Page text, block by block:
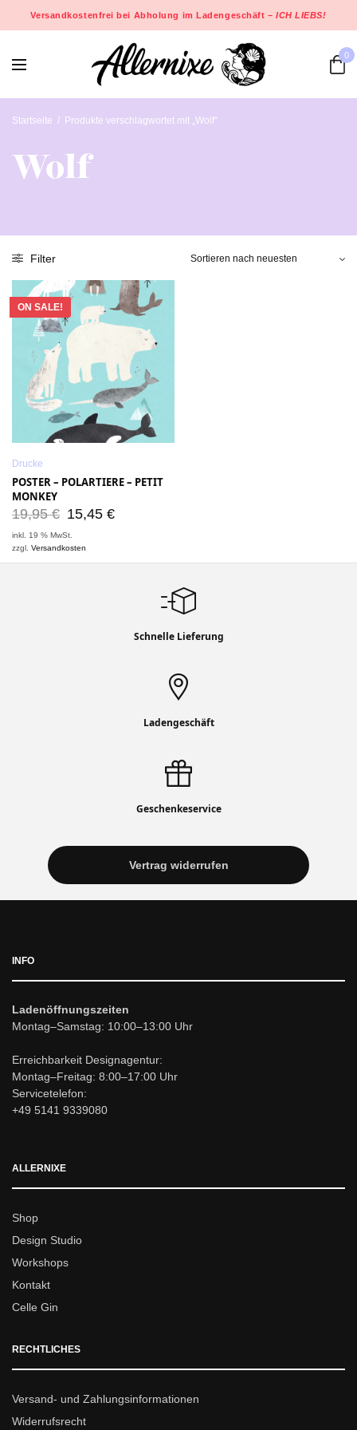
Versandkostenfrei bei Abholung im Ladengeschäft –ICH LIEBS!
0
Startseite / Produkte verschlagwortet mit „Wolf“
Wolf
Filter
ON SALE!
Drucke
POSTER – POLARTIERE – PETIT
MONKEY
19,95€ 15,45 €
inkl. 19 % MwSt.
zzgl.Versandkosten
Schnelle Lieferung
Ladengeschäft
Geschenkeservice
Vertrag widerrufen
INFO
Ladenöffnungszeiten
Montag–Samstag: 10:00–13:00 Uhr
Erreichbarkeit Designagentur:
Montag–Freitag: 8:00–17:00 Uhr
Servicetelefon:
+49 5141 9339080
ALLERNIXE
Shop
Design Studio
Workshops
Kontakt
Celle Gin
RECHTLICHES
Versand- und Zahlungsinformationen
Widerrufsrecht